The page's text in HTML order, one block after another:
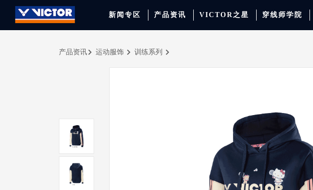
新闻专区 产品资讯 VICTOR之星 穿线师学院
品牌资讯 产品资讯
羽毛球拍 羽毛球鞋
签约球员 专业球队
穿线师档案 学院新闻
天猫旗舰店 京东旗舰店
产品资讯 运动服饰 训练系列